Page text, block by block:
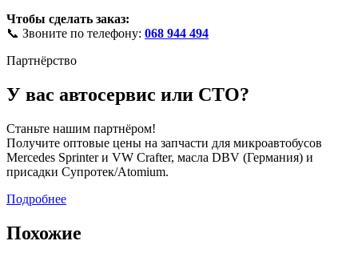
Чтобы сделать заказ:
📞 Звоните по телефону: 068 944 494
Партнёрство
У вас автосервис или СТО?
Станьте нашим партнёром!
Получите оптовые цены на запчасти для микроавтобусов
Mercedes Sprinter и VW Crafter, масла DBV (Германия) и
присадки Супротек/Atomium.
Подробнее
Похожие